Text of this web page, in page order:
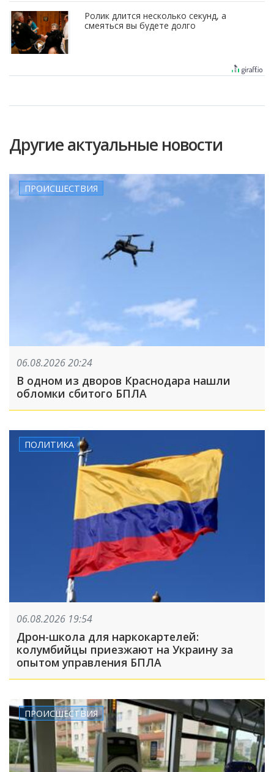
Ролик длится несколько секунд, а
смеяться вы будете долго
Другие актуальные новости
ПРОИСШЕСТВИЯ
06.08.2026 20:24
В одном из дворов Краснодара нашли
обломки сбитого БПЛА
ПОЛИТИКА
06.08.2026 19:54
Дрон-школа для наркокартелей:
колумбийцы приезжают на Украину за
опытом управления БПЛА
ПРОИСШЕСТВИЯ